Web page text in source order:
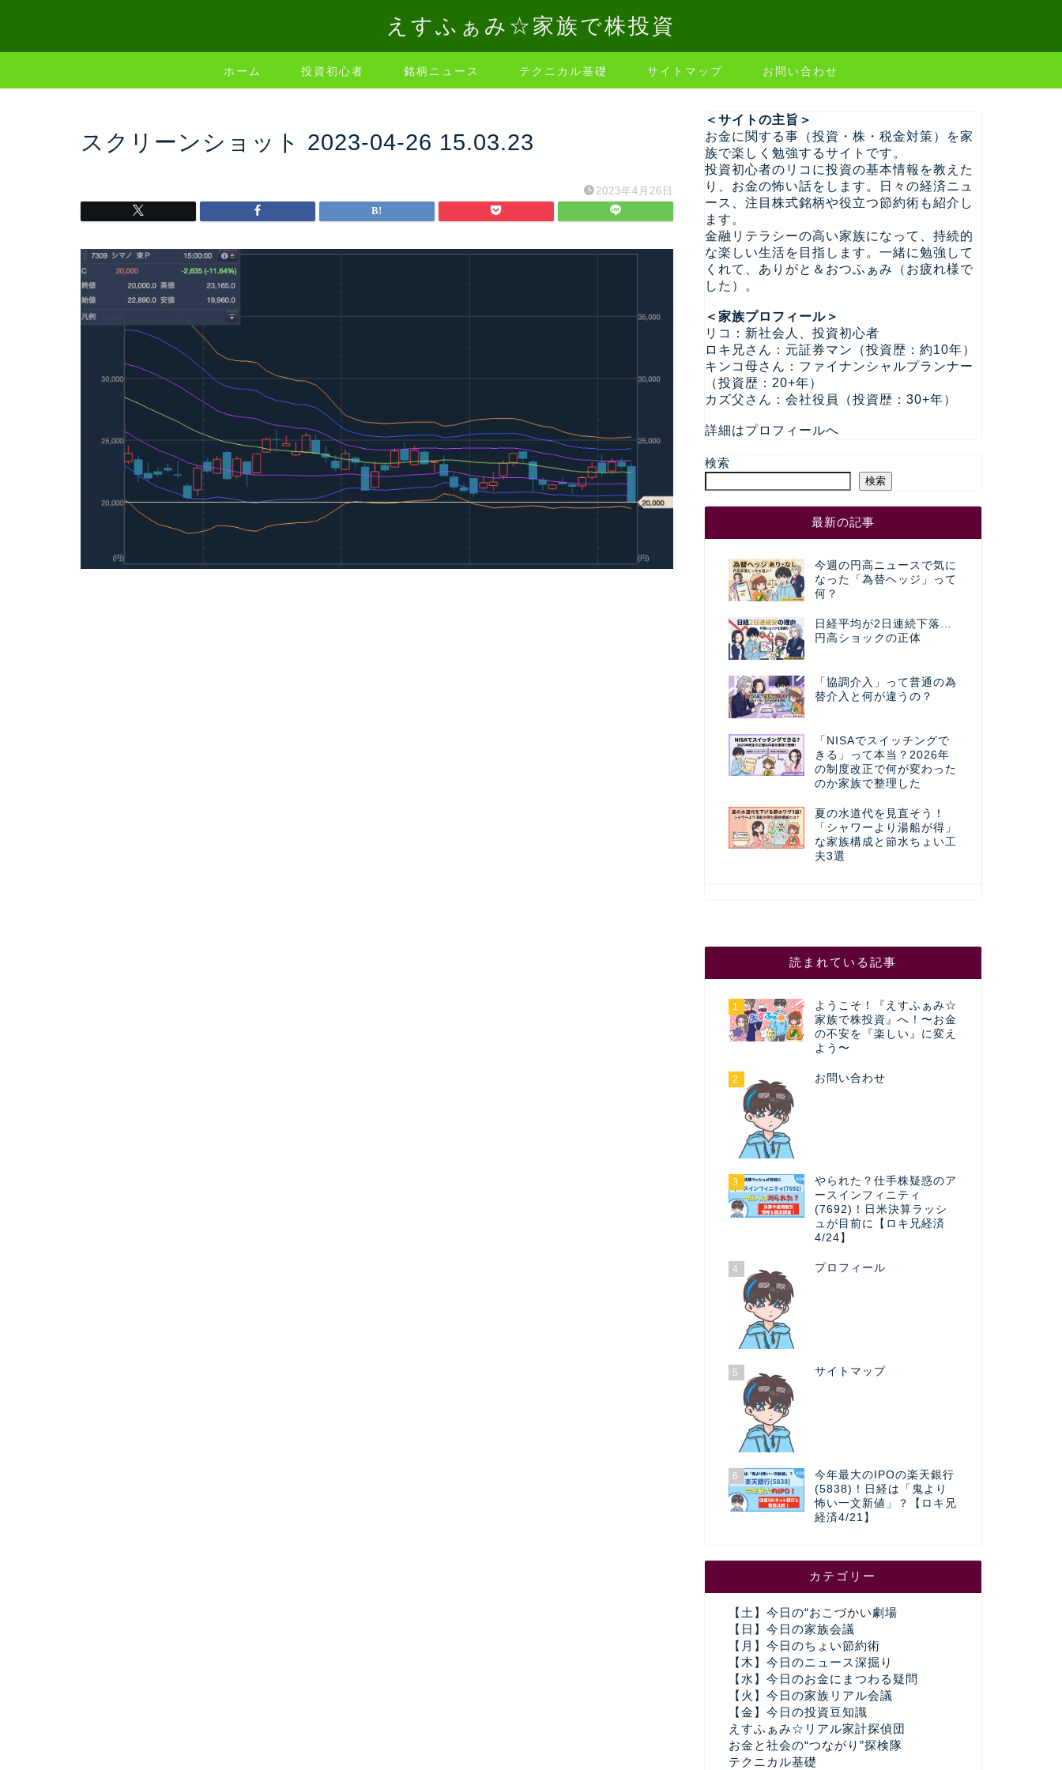
えすふぁみ☆家族で株投資
ホーム 投資初心者 銘柄ニュース テクニカル基礎 サイトマップ お問い合わせ
スクリーンショット 2023-04-26 15.03.23
2023年4月26日
＜サイトの主旨＞
お金に関する事（投資・株・税金対策）を家
族で楽しく勉強するサイトです。
投資初心者のリコに投資の基本情報を教えた
り、お金の怖い話をします。日々の経済ニュ
ース、注目株式銘柄や役立つ節約術も紹介し
ます。
金融リテラシーの高い家族になって、持続的
な楽しい生活を目指します。一緒に勉強して
くれて、ありがと＆おつふぁみ（お疲れ様で
した）。
＜家族プロフィール＞
リコ：新社会人、投資初心者
ロキ兄さん：元証券マン（投資歴：約10年）
キンコ母さん：ファイナンシャルプランナー
（投資歴：20+年）
カズ父さん：会社役員（投資歴：30+年）
詳細はプロフィールへ
検索
検索
最新の記事
今週の円高ニュースで気に
なった「為替ヘッジ」って
何？
日経平均が2日連続下落…
円高ショックの正体
「協調介入」って普通の為
替介入と何が違うの？
「NISAでスイッチングで
きる」って本当？2026年
の制度改正で何が変わった
のか家族で整理した
夏の水道代を見直そう！
「シャワーより湯船が得」
な家族構成と節水ちょい工
夫3選
読まれている記事
1
ようこそ！『えすふぁみ☆
家族で株投資』へ！〜お金
の不安を『楽しい』に変え
よう〜
2 お問い合わせ
3
やられた？仕手株疑惑のア
ースインフィニティ
(7692)！日米決算ラッシ
ュが目前に【ロキ兄経済
4/24】
4 プロフィール
5 サイトマップ
6
今年最大のIPOの楽天銀行
(5838)！日経は「鬼より
怖い一文新値」？【ロキ兄
経済4/21】
カテゴリー
【土】今日の“おこづかい劇場
【日】今日の家族会議
【月】今日のちょい節約術
【木】今日のニュース深掘り
【水】今日のお金にまつわる疑問
【火】今日の家族リアル会議
【金】今日の投資豆知識
えすふぁみ☆リアル家計探偵団
お金と社会の“つながり”探検隊
テクニカル基礎